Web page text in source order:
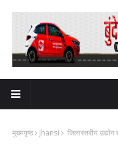
मुख्यपृष्ठ Jhansi जिलास्तरीय